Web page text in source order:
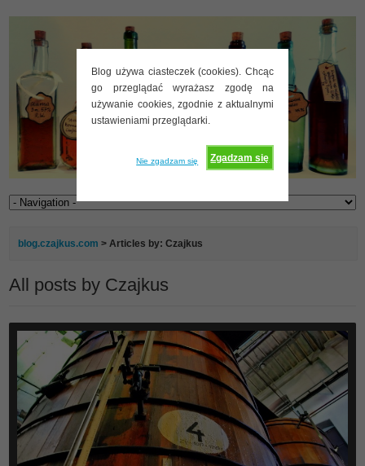
Blog używa ciasteczek (cookies). Chcąc
go przeglądać wyrażasz zgodę na
używanie cookies, zgodnie z aktualnymi
ustawieniami przeglądarki.
Zgadzam się
Nie zgadzam się
blog.czajkus.com > Articles by: Czajkus
All posts by Czajkus